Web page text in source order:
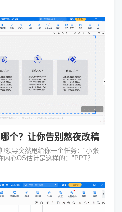
个？让你告别熬夜改稿
领导突然甩给你一个任务："小张
心OS估计是这样的："PPT？我